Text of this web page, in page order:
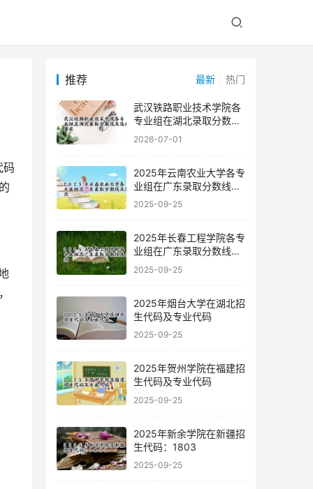
推荐 最新 热门
武汉铁路职业技术学院各
专业组在湖北录取分数线
及选科要求
2026-07-01
2025年云南农业大学各专
业组在广东录取分数线及
位次
2025-09-25
2025年长春工程学院各专
业组在广东录取分数线及
位次
2025-09-25
2025年烟台大学在湖北招
生代码及专业代码
2025-09-25
2025年贺州学院在福建招
生代码及专业代码
2025-09-25
2025年新余学院在新疆招
生代码：1803
2025-09-25